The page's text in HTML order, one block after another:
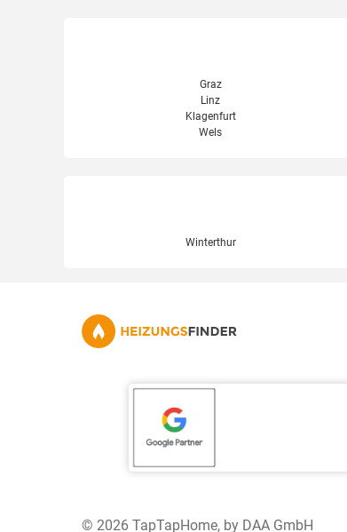
Graz
Linz
Klagenfurt
Wels
Winterthur
© 2026 TapTapHome, by DAA GmbH